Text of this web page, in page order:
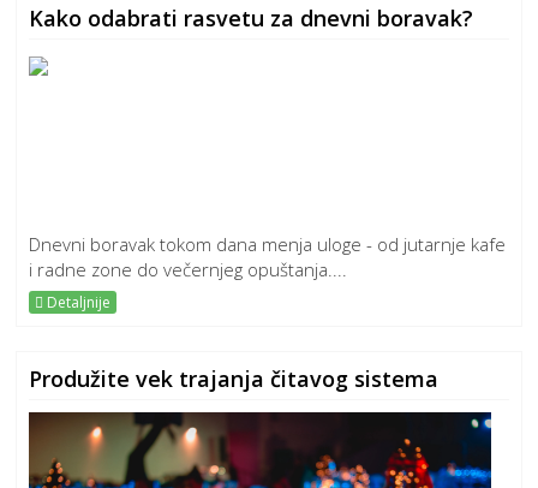
Kako odabrati rasvetu za dnevni boravak?
Dnevni boravak tokom dana menja uloge - od jutarnje kafe
i radne zone do večernjeg opuštanja....
Detaljnije
Produžite vek trajanja čitavog sistema